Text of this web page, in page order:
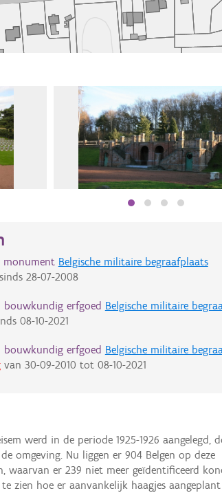
monument Belgische militaire begraafplaats
28-07-2008
bouwkundig erfgoed Belgische militaire
08-10-2021
bouwkundig erfgoed Belgische militaire
van 30-09-2010 tot 08-10-2021
werd in de periode 1925-1926 aangelegd,
omgeving. Nu liggen er 904 Belgen op deze
waarvan er 239 niet meer geïdentificeerd
zien hoe er aanvankelijk haagjes aangeplant